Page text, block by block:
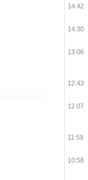
14:42
14:30
13:06
12:43
12:07
11:59
10:58